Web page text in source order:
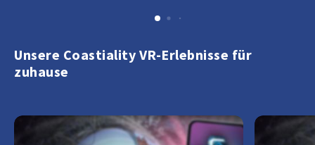
Unsere Coastiality VR-Erlebnisse für
zuhause